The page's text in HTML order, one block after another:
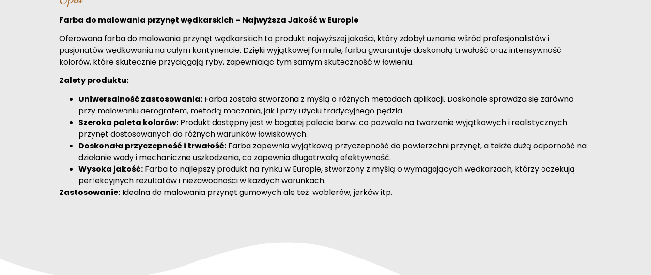
Farba do malowania przynęt wędkarskich – Najwyższa Jakość w Europie
Oferowana farba do malowania przynęt wędkarskich to produkt najwyższej jakości, który zdobył uznanie wśród profesjonalistów i
pasjonatów wędkowania na całym kontynencie. Dzięki wyjątkowej formule, farba gwarantuje doskonałą trwałość oraz intensywność
kolorów, które skutecznie przyciągają ryby, zapewniając tym samym skuteczność w łowieniu.
Zalety produktu:
Uniwersalność zastosowania: Farba została stworzona z myślą o różnych metodach aplikacji. Doskonale sprawdza się zarówno
przy malowaniu aerografem, metodą maczania, jak i przy użyciu tradycyjnego pędzla.
Szeroka paleta kolorów: Produkt dostępny jest w bogatej palecie barw, co pozwala na tworzenie wyjątkowych i realistycznych
przynęt dostosowanych do różnych warunków łowiskowych.
Doskonała przyczepność i trwałość: Farba zapewnia wyjątkową przyczepność do powierzchni przynęt, a także dużą odporność na
działanie wody i mechaniczne uszkodzenia, co zapewnia długotrwałą efektywność.
Wysoka jakość: Farba to najlepszy produkt na rynku w Europie, stworzony z myślą o wymagających wędkarzach, którzy oczekują
perfekcyjnych rezultatów i niezawodności w każdych warunkach.
Zastosowanie: Idealna do malowania przynęt gumowych ale też woblerów, jerków itp.